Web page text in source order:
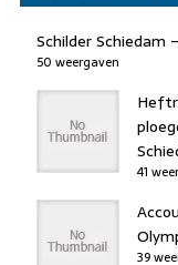
Schilder Schiedam
50 weergaven
41
39